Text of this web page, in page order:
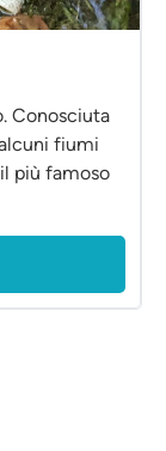
Conosciuta
fiumi
più famoso